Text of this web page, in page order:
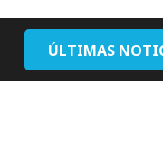
ÚLTIMAS